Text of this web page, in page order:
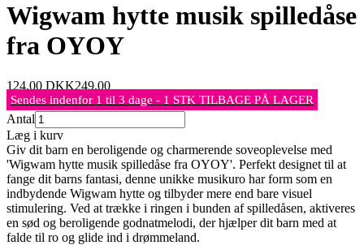
Wigwam hytte musik spilledåse
fra OYOY
124,00 DKK249,00
Sendes indenfor 1 til 3 dage - 1 STK TILBAGE PÅ LAGER
Antal
Læg i kurv
Giv dit barn en beroligende og charmerende soveoplevelse med
'Wigwam hytte musik spilledåse fra OYOY'. Perfekt designet til at
fange dit barns fantasi, denne unikke musikuro har form som en
indbydende Wigwam hytte og tilbyder mere end bare visuel
stimulering. Ved at trække i ringen i bunden af spilledåsen, aktiveres
en sød og beroligende godnatmelodi, der hjælper dit barn med at
falde til ro og glide ind i drømmeland.